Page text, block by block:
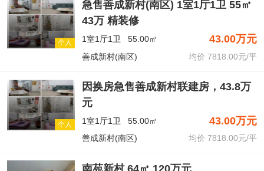
个人
急售善成新村(南区) 1室1厅1卫 55㎡
43万 精装修
1室1厅1卫 55.00㎡ 43.00万元
善成新村(南区) 均价 7818.00元/平
个人
因换房急售善成新村联建房，43.8万
元
1室1厅1卫 55.00㎡ 43.00万元
善成新村(南区) 均价 7818.00元/平
南苑新村 64㎡ 120万元